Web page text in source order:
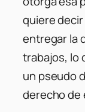
quiere
entregar la
trabajos, lo
un pseudo
derecho de